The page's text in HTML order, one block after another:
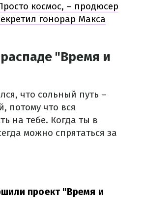
космос, – продюсер
гонорар Макса
"Время и
что сольный путь –
потому что вся
на тебе. Когда ты в
можно спрятаться за
проект "Время и